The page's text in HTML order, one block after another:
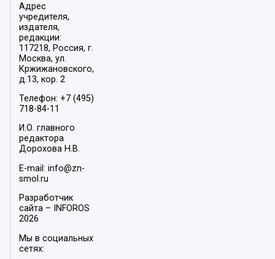
Адрес
учредителя,
издателя,
редакции:
117218, Россия, г.
Москва, ул.
Кржижановского,
д.13, кор. 2
Телефон: +7 (495)
718-84-11
И.О. главного
редактора
Дорохова Н.В.
E-mail: info@zn-
smol.ru
Разработчик
сайта –
INFOROS
2026
Мы в социальных
сетях: